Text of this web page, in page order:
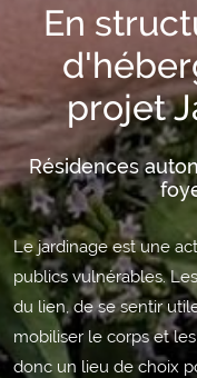
En
projet
Résidences
Le jardinage est une
publics vulnérables.
du lien, de se sentir
mobiliser le corps et
donc un lieu de choix